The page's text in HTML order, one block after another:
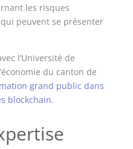
les risques
peuvent se présenter
l’Université de
du canton de
grand public dans
blockchain.